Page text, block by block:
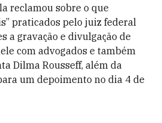
reclamou sobre o que
praticados pelo juiz federal
a gravação e divulgação de
com advogados e também
Dilma Rousseff, além da
um depoimento no dia 4 de